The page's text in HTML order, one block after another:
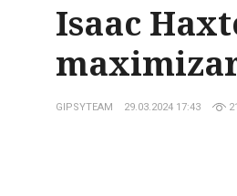
Isaac
maximizar
GIPSYTEAM 29.03.2024 17:43